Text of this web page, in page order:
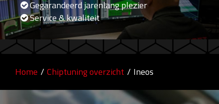
Gegarandeerd jarenlang plezier
Service & kwaliteit
Home / Chiptuning overzicht / Ineos